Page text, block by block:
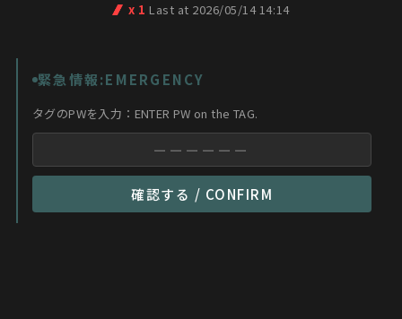
x 1 Last at 2026/05/14 14:14
緊急情報:EMERGENCY
タグのPWを入力：ENTER PW on the TAG.
確認する / CONFIRM